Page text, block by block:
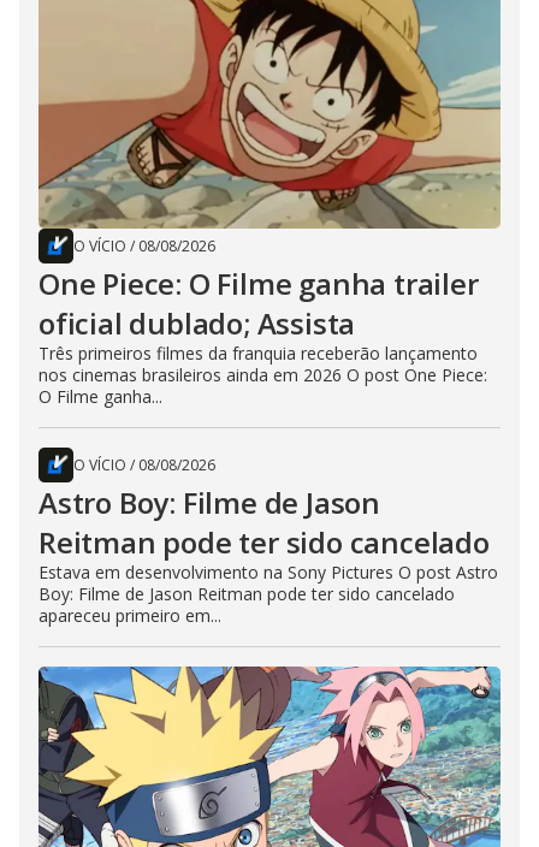
O VÍCIO / 08/08/2026
One Piece: O Filme ganha trailer
oficial dublado; Assista
Três primeiros filmes da franquia receberão lançamento
nos cinemas brasileiros ainda em 2026 O post One Piece:
O Filme ganha...
O VÍCIO / 08/08/2026
Astro Boy: Filme de Jason
Reitman pode ter sido cancelado
Estava em desenvolvimento na Sony Pictures O post Astro
Boy: Filme de Jason Reitman pode ter sido cancelado
apareceu primeiro em...